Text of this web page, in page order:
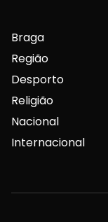
Braga
Região
Desporto
Religião
Nacional
Internacional